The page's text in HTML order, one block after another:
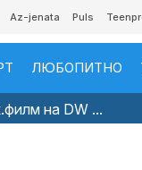
Az-jenata Puls
ЛЮБОПИТНО
на DW ...